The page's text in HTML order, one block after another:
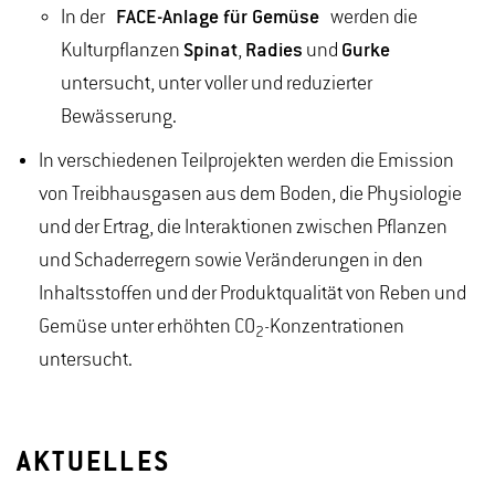
In der FACE-Anlage für Gemüse werden die
Kulturpflanzen Spinat, Radies und Gurke
untersucht, unter voller und reduzierter
Bewässerung.
In verschiedenen Teilprojekten werden die Emission
von Treibhausgasen aus dem Boden, die Physiologie
und der Ertrag, die Interaktionen zwischen Pflanzen
und Schaderregern sowie Veränderungen in den
Inhaltsstoffen und der Produktqualität von Reben und
Gemüse unter erhöhten CO2-Konzentrationen
untersucht.
AKTUELLES